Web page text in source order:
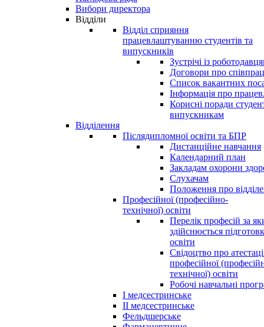
Вибори директора
Відділи
Відділ сприяння
працевлаштуванню студентів та
випускників
Зустрічі із
Договори про
Список вакантних
Інформація про
Корисні поради
випускникам
Відділення
Післядипломної освіти та БПР
Дистанційне навчання
Календарний план
Закладам охорони
Слухачам
Положення про
Професійної (професійно-
технічної) освіти
Перелік професій за
здійснюється
освіти
Свідоцтво про
професійної
технічної) освіти
Робочі навчальні
І медсестринське
ІІ медсестринське
Фельдшерське